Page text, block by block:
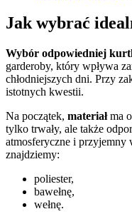
Jak wybrać
Wybór odpowiedniej
garderoby, który wpływa
chłodniejszych dni. Przy
istotnych kwestii.
Na początek, materiałma
tylko trwały, ale także
atmosferyczne i
znajdziemy:
poliester,
bawełnę,
wełnę.